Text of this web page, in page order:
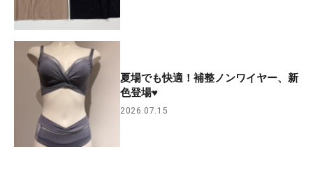
夏場でも快適！補整ノンワイヤー、新
色登場♥
2026.07.15